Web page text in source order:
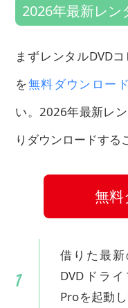
2026年最新レン
まずレンタルDVD
を無料ダウンロード
い。2026年最新レ
りダウンロードする
無
借りた最
DVDドラ
Proを起動